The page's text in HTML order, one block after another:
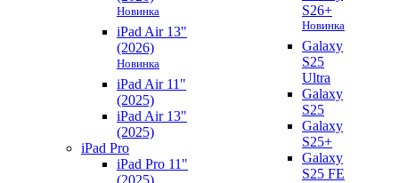
Новинка
iPad Air 13"
(2026)
Новинка
iPad Air 11"
(2025)
iPad Air 13"
(2025)
iPad Pro
iPad Pro 11"
(2025)
S26+
Новинка
Galaxy
S25
Ultra
Galaxy
S25
Galaxy
S25+
Galaxy
S25 FE